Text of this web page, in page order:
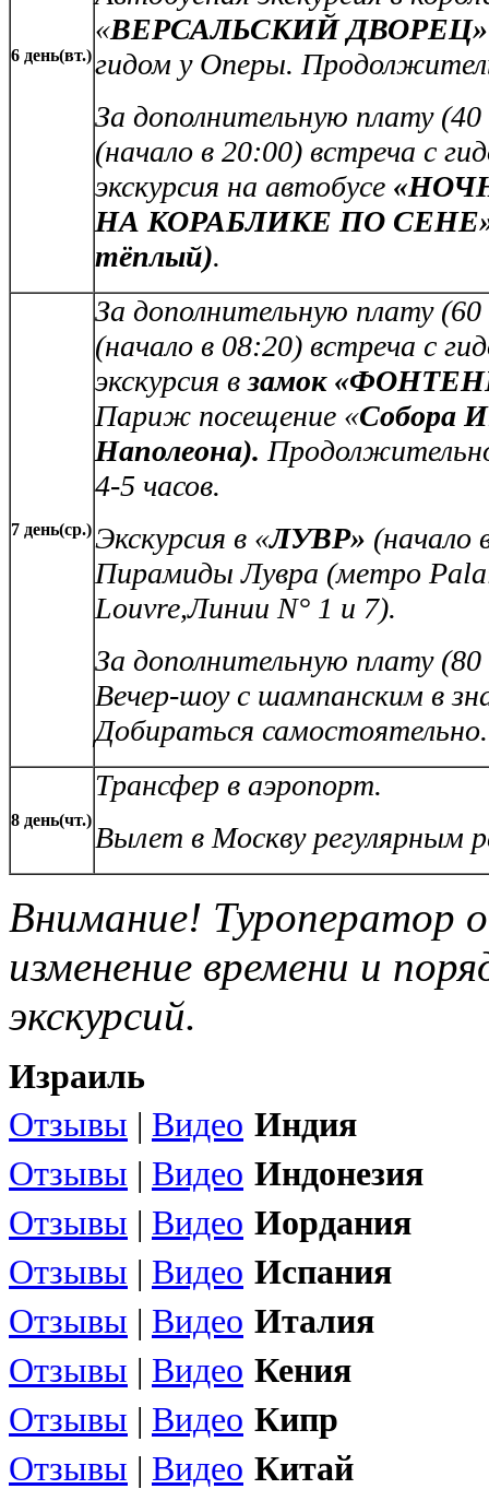
6 день(вт.)
«ВЕРСАЛЬСКИЙ ДВОРЕЦ»
гидом у Оперы.
За дополнительную плату (40
(начало в 20:00) встреча с
экскурсия на автобусе
НА КОРАБЛИКЕ ПО СЕНЕ»
тёплый).
7 день(ср.)
За дополнительную плату (60
(начало в 08:20) встреча с
экскурсия взамок
Париж посещение «Собора
Наполеона).
4-5 часов.
Экскурсия в «ЛУВР» (начало
Пирамиды Лувра (метро
Louvre,Линии N° 1 и 7).
За дополнительную плату (80
Вечер-шоу с шампанским в
Добираться самостоятельно.
8 день(чт.)
Трансфер в аэропорт.
Вылет в Москву регулярным
Внимание! Туроператор
изменение времени и
экскурсий.
Израиль
Отзывы | Видео Индия
Отзывы | Видео Индонезия
Отзывы | Видео Иордания
Отзывы | Видео Испания
Отзывы | Видео Италия
Отзывы | Видео Кения
Отзывы | Видео Кипр
Отзывы | Видео Китай